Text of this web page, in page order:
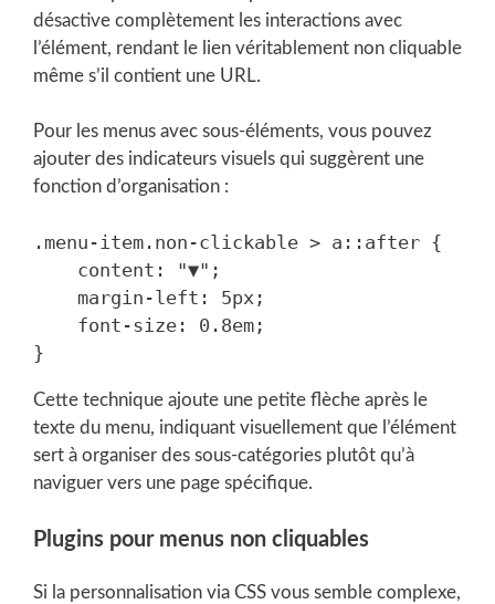
désactive complètement les interactions avec
l’élément, rendant le lien véritablement non cliquable
même s’il contient une URL.
Pour les menus avec sous-éléments, vous pouvez
ajouter des indicateurs visuels qui suggèrent une
fonction d’organisation :
.menu-item.non-clickable > a::after {
Cette technique ajoute une petite flèche après le
texte du menu, indiquant visuellement que l’élément
sert à organiser des sous-catégories plutôt qu’à
naviguer vers une page spécifique.
Plugins pour menus non cliquables
Si la personnalisation via CSS vous semble complexe,